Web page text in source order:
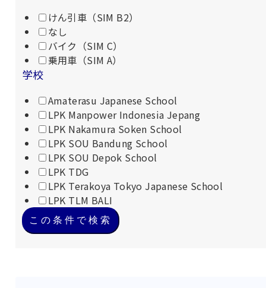
けん引車（SIM B2）
なし
バイク（SIM C）
乗用車（SIM A）
学校
Amaterasu Japanese School
LPK Manpower Indonesia Jepang
LPK Nakamura Soken School
LPK SOU Bandung School
LPK SOU Depok School
LPK TDG
LPK Terakoya Tokyo Japanese School
LPK TLM BALI
この条件で検索